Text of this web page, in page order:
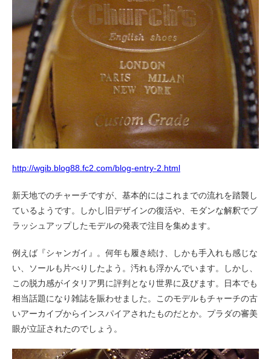
http://wgib.blog88.fc2.com/blog-entry-2.html
新天地でのチャーチですが、基本的にはこれまでの流れを踏襲し
ているようです。しかし旧デザインの復活や、モダンな解釈でブ
ラッシュアップしたモデルの発表で注目を集めます。
例えば『シャンガイ』。何年も履き続け、しかも手入れも感じな
い、ソールも片べりしたよう。汚れも浮かんでいます。しかし、
この脱力感がイタリア男に評判となり世界に及びます。日本でも
相当話題になり雑誌を賑わせました。このモデルもチャーチの古
いアーカイブからインスパイアされたものだとか。プラダの審美
眼が立証されたのでしょう。